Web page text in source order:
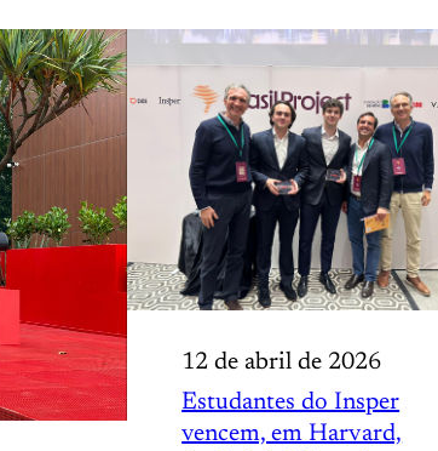
12 de abril de 2026
Estudantes do Insper
vencem, em Harvard,